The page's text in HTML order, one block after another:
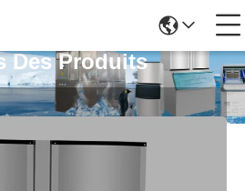
Des Produits